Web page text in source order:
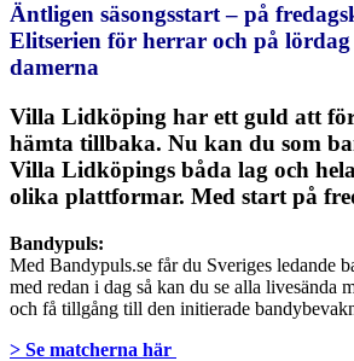
Äntligen säsongsstart – på
Elitserien för herrar och på
damerna
Villa Lidköping har ett guld att
hämta tillbaka. Nu kan du som
Villa Lidköpings båda lag och
olika plattformar. Med start på
Bandypuls:
Med Bandypuls.se får du Sveriges ledande
med redan i dag så kan du se alla livesända
och få tillgång till den initierade
> Se matcherna här